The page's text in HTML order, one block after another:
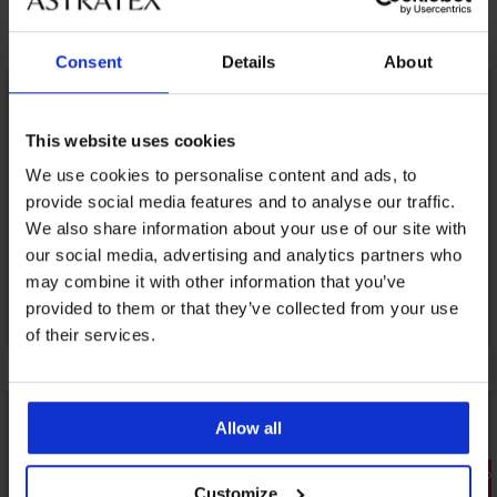
Consent Details About
This website uses cookies
We use cookies to personalise content and ads, to
provide social media features and to analyse our traffic.
We also share information about your use of our site with
our social media, advertising and analytics partners who
may combine it with other information that you’ve
provided to them or that they’ve collected from your use
of their services.
Allow all
Customize
Може да ви хареса
Разпродажба